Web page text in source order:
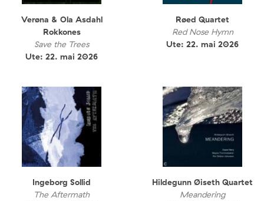
Verøna & Ola Asdahl
Rokkones
Save the Trees
Ute: 22. mai 2026
Røed Quartet
Red Nose Hymn
Ute: 22. mai 2026
Ingeborg Sollid
The Aftermath
Hildegunn Øiseth Quartet
Meandering